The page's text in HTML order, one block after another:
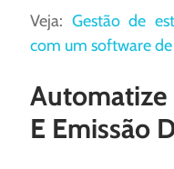
Veja: Gestão de
com um software de
Automatize
E Emissão